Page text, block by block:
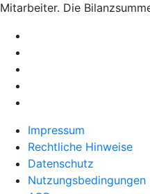
Mitarbeiter. Die
Impressum
Rechtliche Hinweise
Datenschutz
Nutzungsbedingungen